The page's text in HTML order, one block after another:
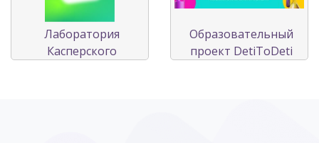
Лаборатория
Касперского
Образовательный
проект DetiToDeti